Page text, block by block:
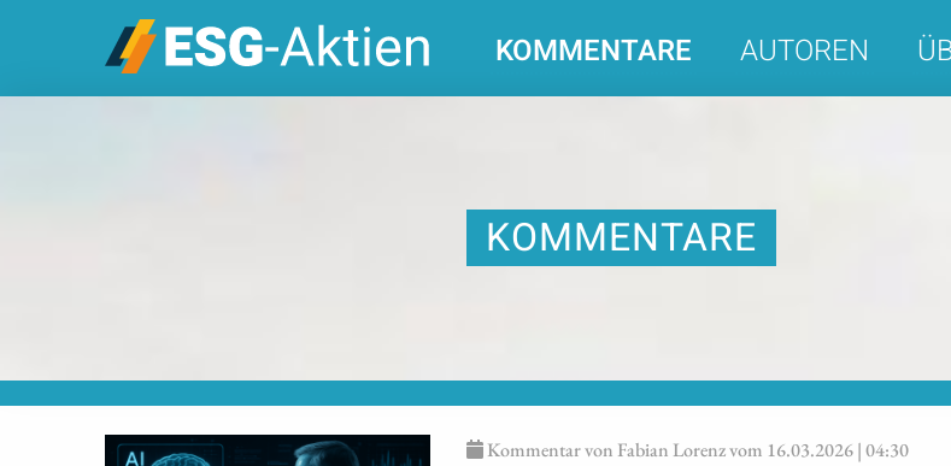
KOMMENTARE AUTOREN
KOMMENTARE
Kommentar von Fabian Lorenz vom 16.03.2026 | 04:30